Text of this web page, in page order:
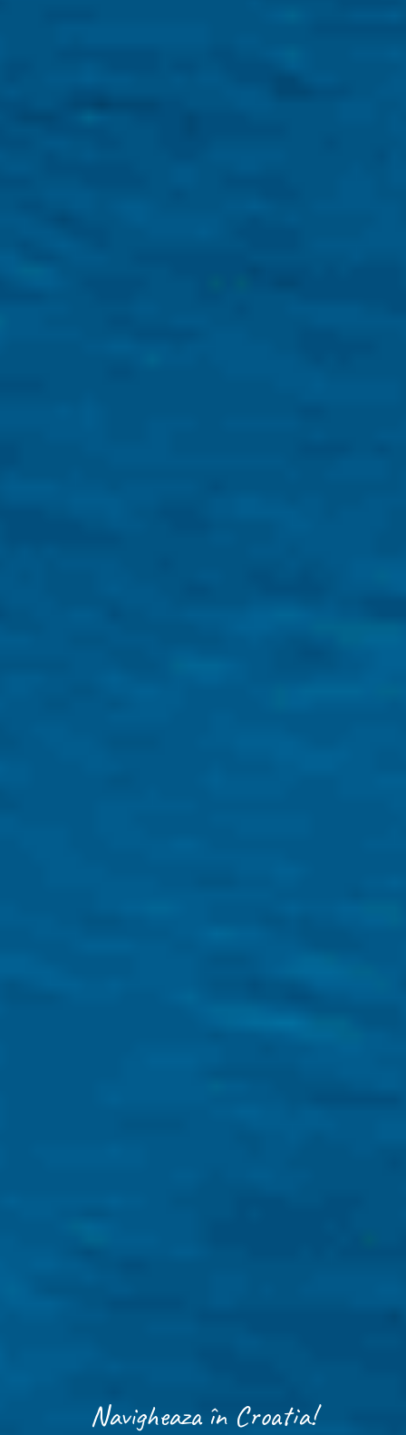
Navigheaza în Croatia!